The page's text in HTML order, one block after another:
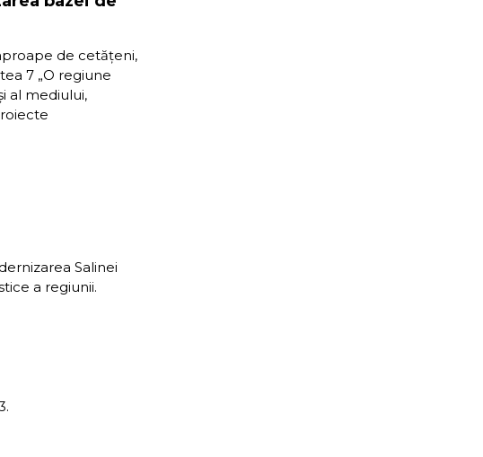
de cetățeni,
7 „O regiune
al mediului,
Salinei
a regiunii.